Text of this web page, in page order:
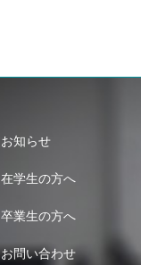
お知らせ
在学生の方へ
卒業生の方へ
お問い合わせ